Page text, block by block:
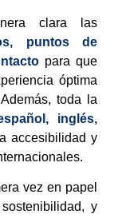
clara las
puntos de
para que
óptima
toda la
inglés,
accesibilidad y
vez en papel
y